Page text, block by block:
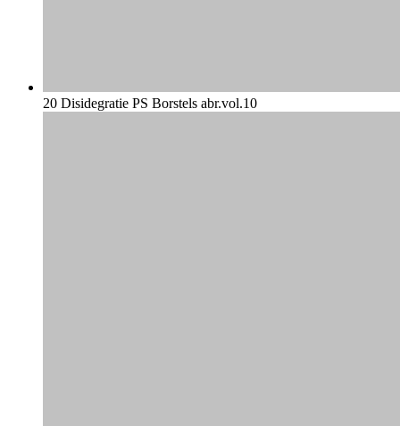
20 Disidegratie PS Borstels abr.vol.10